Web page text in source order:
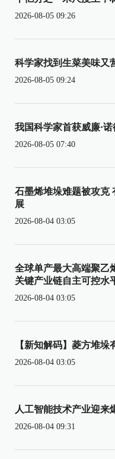
2026-08-05 09:26
科学家找到生菜美味又
2026-08-05 09:24
我国科学家首获威廉·
2026-08-05 07:40
石墨烯堆垛难题被攻克
展
2026-08-04 03:05
全球单产最大高端聚乙
关键产业链自主可控水
2026-08-04 03:05
【新知解码】菱方堆垛
2026-08-04 03:05
人工智能技术产业迎来
2026-08-04 09:31